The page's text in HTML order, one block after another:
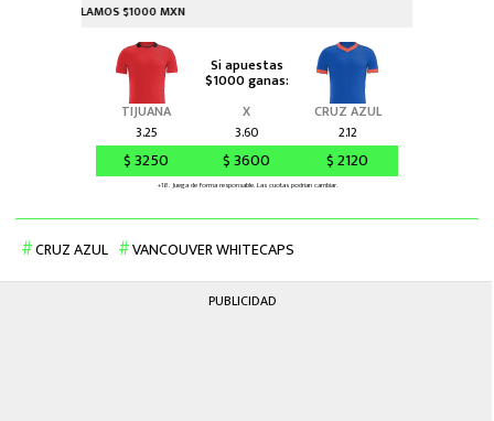
CRUZ AZUL VANCOUVER WHITECAPS
PUBLICIDAD